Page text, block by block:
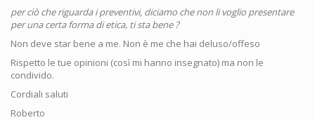
per ciò che riguarda i preventivi, diciamo che non li voglio presentare
per una certa forma di etica, ti sta bene ?
Non deve star bene a me. Non è me che hai deluso/offeso
Rispetto le tue opinioni (così mi hanno insegnato) ma non le
condivido.
Cordiali saluti
Roberto